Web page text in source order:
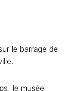
le barrage de
le musée